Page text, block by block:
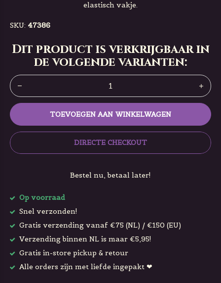
elastisch vakje.
SKU: 47386
Dit product is verkrijgbaar in
de volgende varianten:
TOEVOEGEN AAN WINKELWAGEN
DIRECTE CHECKOUT
Bestel nu, betaal later!
Op voorraad
Snel verzonden!
Gratis verzending vanaf €75 (NL) / €150 (EU)
Verzending binnen NL is maar €5,95!
Gratis in-store pickup & retour
Alle orders zijn met liefde ingepakt ❤